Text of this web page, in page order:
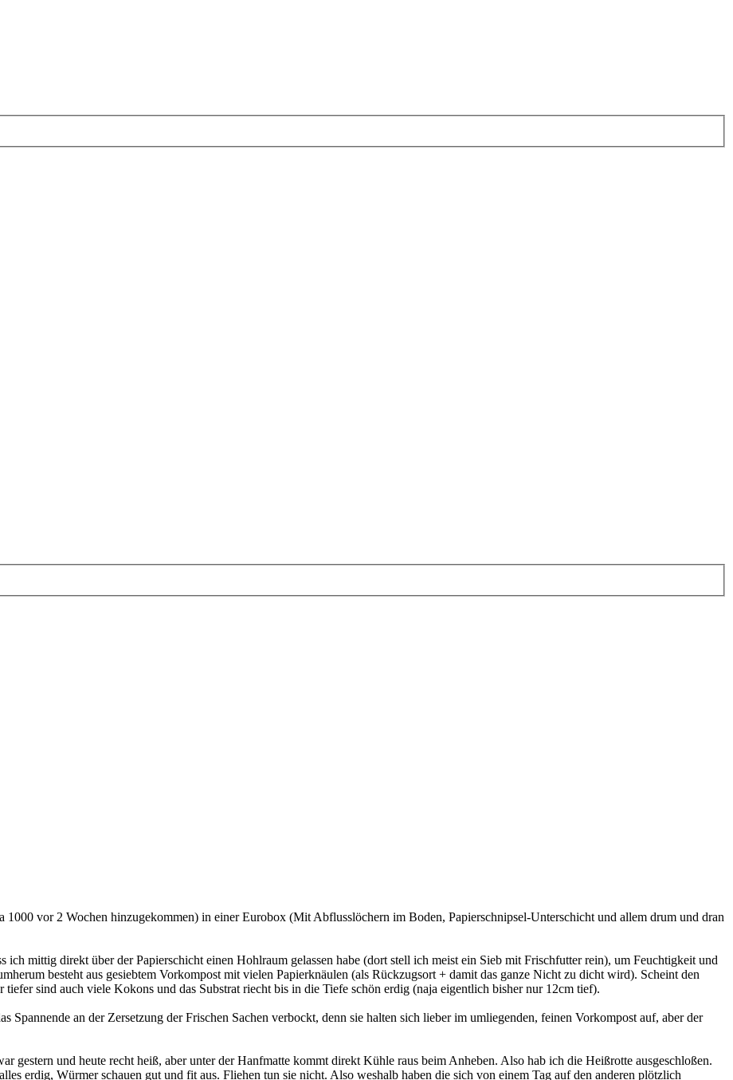
1000 vor 2 Wochen hinzugekommen) in einer Eurobox (Mit Abflusslöchern im Boden, Papierschnipsel-Unterschicht und allem drum und dran
ich mittig direkt über der Papierschicht einen Hohlraum gelassen habe (dort stell ich meist ein Sieb mit Frischfutter rein), um Feuchtigkeit und
besteht aus gesiebtem Vorkompost mit vielen Papierknäulen (als Rückzugsort + damit das ganze Nicht zu dicht wird). Scheint den
sind auch viele Kokons und das Substrat riecht bis in die Tiefe schön erdig (naja eigentlich bisher nur 12cm tief).
Spannende an der Zersetzung der Frischen Sachen verbockt, denn sie halten sich lieber im umliegenden, feinen Vorkompost auf, aber der
gestern und heute recht heiß, aber unter der Hanfmatte kommt direkt Kühle raus beim Anheben. Also hab ich die Heißrotte ausgeschloßen.
erdig, Würmer schauen gut und fit aus. Fliehen tun sie nicht. Also weshalb haben die sich von einem Tag auf den anderen plötzlich